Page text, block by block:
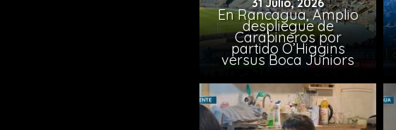
31 Julio, 2026
En Rancagua, Amplio
despliegue de
Carabineros por
partido O’Higgins
versus Boca Juniors